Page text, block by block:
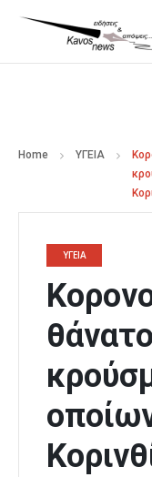
Home ΥΓΕΙΑ
ΥΓΕΙΑ